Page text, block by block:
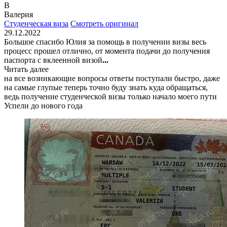
В
Валерия
Студенческая виза Смотреть оригинал
29.12.2022
Большое спасибо Юлия за помощь в получении визы весь
процесс прошел отлично, от момента подачи до получения
паспорта с вклеенной визой...
Читать далее
на все возникающие вопросы ответы поступали быстро, даже
на самые глупые теперь точно буду знать куда обращаться,
ведь получение студенческой визы только начало моего пути
Успели до нового года